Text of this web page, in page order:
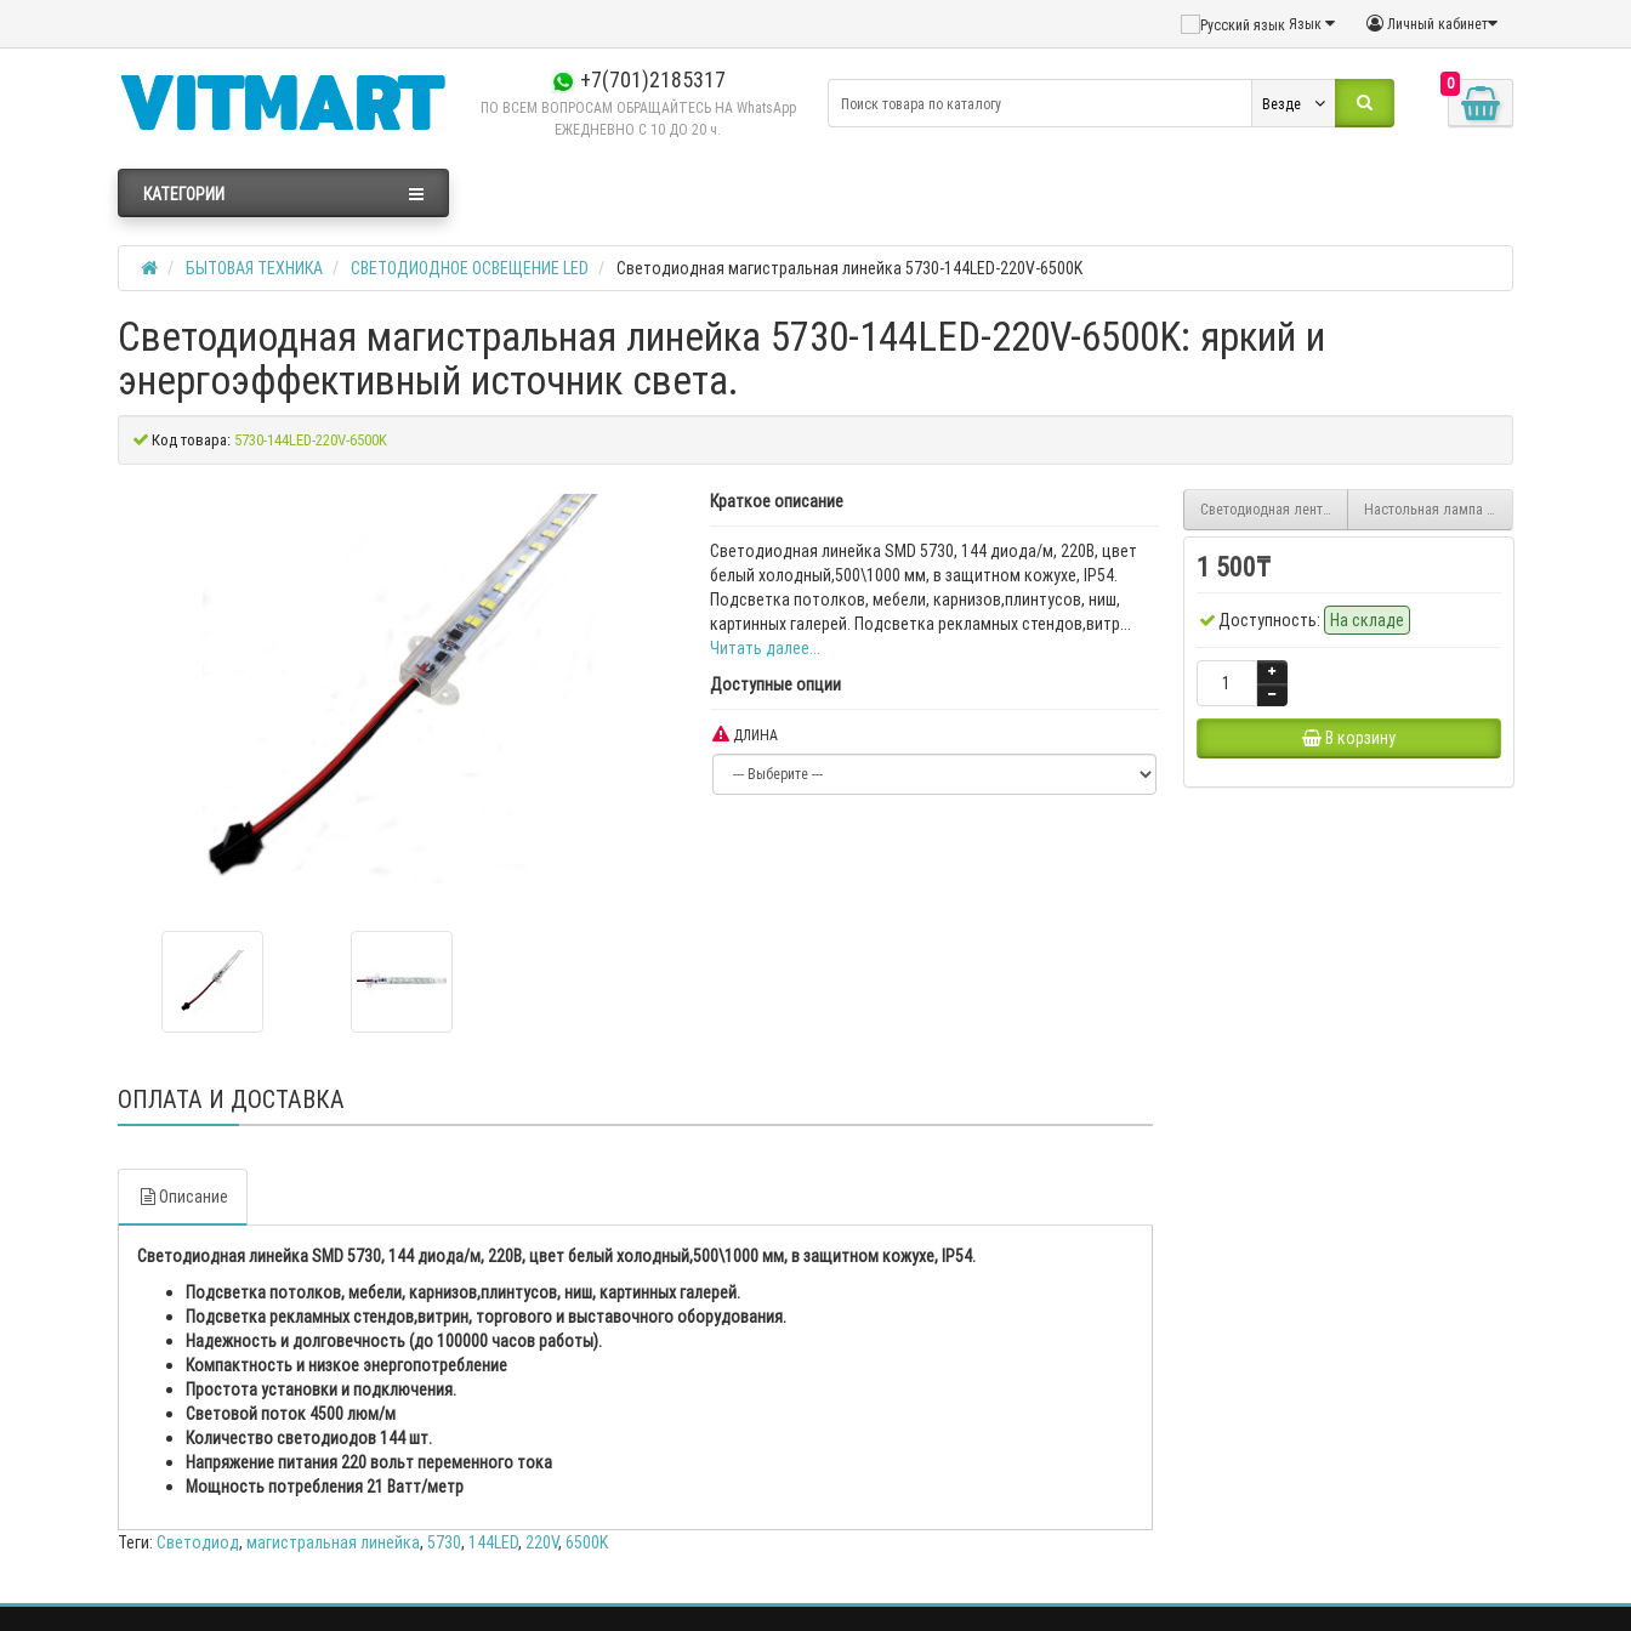
Личный кабинет
Язык
+7(701)2185317
ПО ВСЕМ ВОПРОСАМ ОБРАЩАЙТЕСЬ НА WhatsApp
ЕЖЕДНЕВНО C 10 ДО 20 ч.
0
Везде
КАТЕГОРИИ
БЫТОВАЯ ТЕХНИКА СВЕТОДИОДНОЕ ОСВЕЩЕНИЕ LED Светодиодная магистральная линейка 5730-144LED-220V-6500K
Светодиодная магистральная линейка 5730-144LED-220V-6500K: яркий и
энергоэффективный источник света.
Код товара: 5730-144LED-220V-6500K
Краткое описание
Cветодиодная линейка SMD 5730, 144 диода/м, 220В, цвет
белый холодный,500\1000 мм, в защитном кожухе, IP54.
Подсветка потолков, мебели, карнизов,плинтусов, ниш,
картинных галерей. Подсветка рекламных стендов,витр...
Читать далее...
Доступные опции
ДЛИНА
Светодиодная лента LED RGB 60LED IP65 5м.Настольная лампа "Хайтек" с двумя
1 500₸
Доступность: На складе
В корзину
ОПЛАТА И ДОСТАВКА
Описание
Cветодиодная линейка SMD 5730, 144 диода/м, 220В, цвет белый холодный,500\1000 мм, в защитном кожухе, IP54.
Подсветка потолков, мебели, карнизов,плинтусов, ниш, картинных галерей.
Подсветка рекламных стендов,витрин, торгового и выставочного оборудования.
Надежность и долговечность (до 100000 часов работы).
Компактность и низкое энергопотребление
Простота установки и подключения.
Световой поток 4500 люм/м
Количество светодиодов 144 шт.
Напряжение питания 220 вольт переменного тока
Мощность потребления 21 Ватт/метр
Теги: Светодиод, магистральная линейка, 5730, 144LED, 220V, 6500K